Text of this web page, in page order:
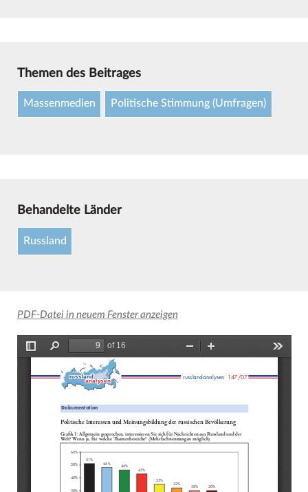
Themen des Beitrages
Massenmedien Politische Stimmung (Umfragen)
Behandelte Länder
Russland
PDF-Datei in neuem Fenster anzeigen